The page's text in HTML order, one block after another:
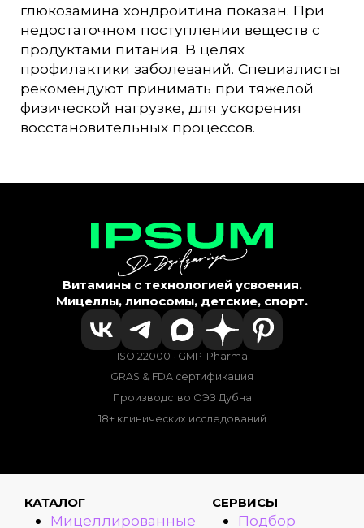
глюкозамина хондроитина показан. При
недостаточном поступлении веществ с
продуктами питания. В целях
профилактики заболеваний. Специалисты
рекомендуют принимать при тяжелой
физической нагрузке, для ускорения
восстановительных процессов.
Витамины с технологией усвоения.
Мицеллы, липосомы, детские, спорт.
ISO 22000 · GMP-Pharma
GRAS & FDA сертификация
Производство ОЭЗ Дубна
18+ клинических исследований
КАТАЛОГ
Мицеллированные
СЕРВИСЫ
Подбор